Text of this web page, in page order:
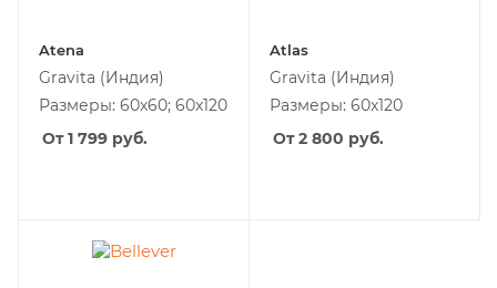
Atena
Gravita (Индия)
Размеры: 60x60; 60x120
От 1 799 руб.
Atlas
Gravita (Индия)
Размеры: 60x120
От 2 800 руб.